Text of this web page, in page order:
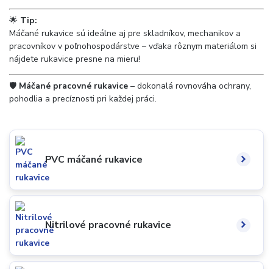
🌟 Tip:
Máčané rukavice sú ideálne aj pre skladníkov, mechanikov a
pracovníkov v poľnohospodárstve – vďaka rôznym materiálom si
nájdete rukavice presne na mieru!
🛡️ Máčané pracovné rukavice – dokonalá rovnováha ochrany,
pohodlia a precíznosti pri každej práci.
PVC máčané rukavice
Nitrilové pracovné rukavice